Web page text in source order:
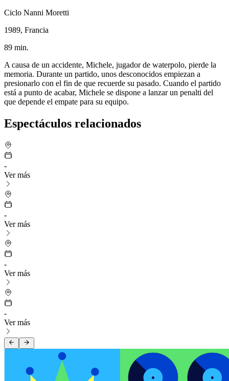
Ciclo Nanni Moretti
1989, Francia
89 min.
A causa de un accidente, Michele, jugador de waterpolo, pierde la
memoria. Durante un partido, unos desconocidos empiezan a
presionarlo con el fin de que recuerde su pasado. Cuando el partido
está a punto de acabar, Michele se dispone a lanzar un penalti del
que depende el empate para su equipo.
Espectáculos relacionados
-
Ver más
-
Ver más
-
Ver más
-
Ver más